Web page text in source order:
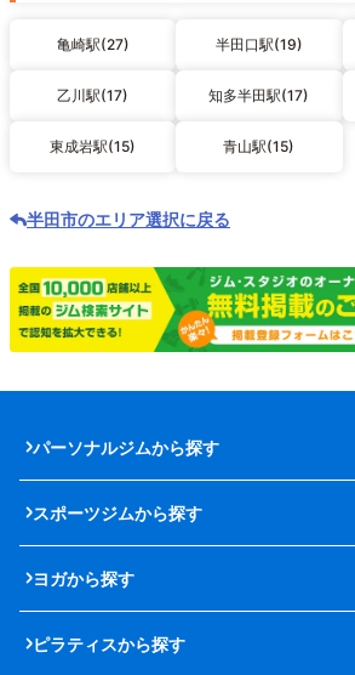
亀崎駅(27) 半田口駅(19)
乙川駅(17) 知多半田駅(17)
東成岩駅(15) 青山駅(15)
半田市のエリア選択に戻る
パーソナルジムから探す
スポーツジムから探す
ヨガから探す
ピラティスから探す